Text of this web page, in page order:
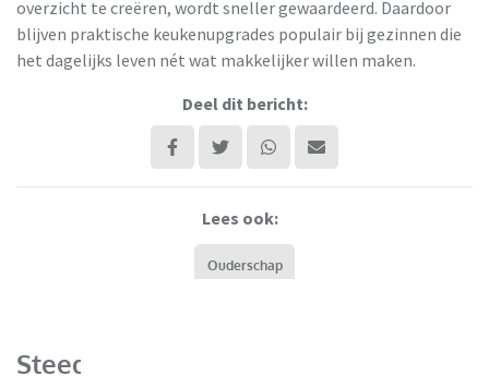
overzicht te creëren, wordt sneller gewaardeerd. Daardoor
blijven praktische keukenupgrades populair bij gezinnen die
het dagelijks leven nét wat makkelijker willen maken.
Deel dit bericht:
Lees ook:
Ouderschap
Steeds meer ouders verbieden